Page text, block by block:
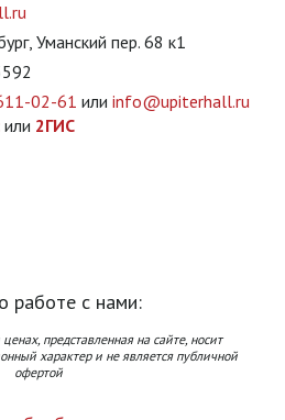
Уманский пер. 68 к1
02-61 или info@upiterhall.ru
или 2ГИС
работе с нами:
представленная на сайте, носит
характер и не является публичной
офертой